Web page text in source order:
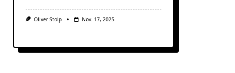
Oliver Stolp Nov. 17, 2025